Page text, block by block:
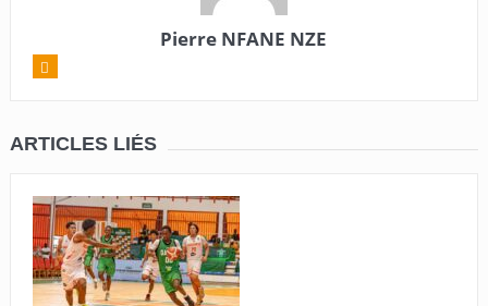
Pierre NFANE NZE
ARTICLES LIÉS